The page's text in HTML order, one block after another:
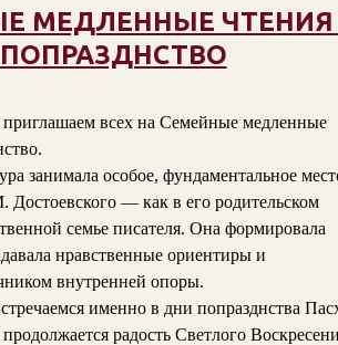
МЕДЛЕННЫЕ ЧТЕНИЯ
ПОПРАЗДНСТВО
приглашаем всех на Семейные медленные
занимала особое, фундаментальное
— как в его родительском
семье писателя. Она формировала
нравственные ориентиры и
внутренней опоры.
именно в дни попразднства
радость Светлого